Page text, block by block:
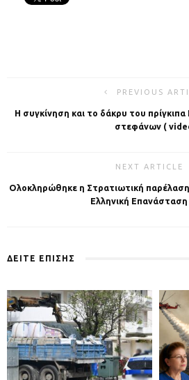
PREVIOUS
Η συγκίνηση και το δάκρυ του
στεφάνων (
NEXT ARTICLE
Ολοκληρώθηκε η Στρατιωτική παρέλαση
Eλληνική
ΔΕΙΤΕ ΕΠΙΣΗΣ